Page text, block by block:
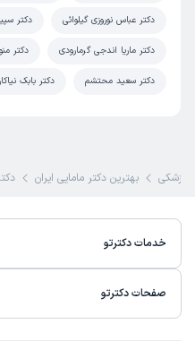
دکتر عباس نوروزی گیلوائی دکتر
دکتر ماریا اندجی گرمارودی دکتر
دکتر سعید محتشم دکتر بابک
پزشکی بهترین دکتر مامایی ایران
خدمات دکترتو
صفحات دکترتو